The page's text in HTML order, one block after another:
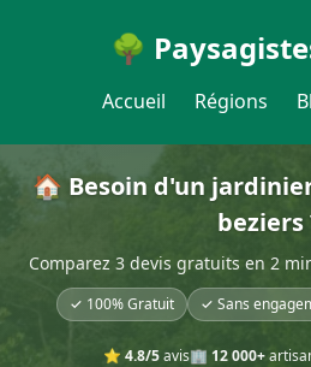
🌳
Accueil Régions
🏠 Besoin d'un
beziers
Comparez 3 devis gratuits en 2
✓ 100% Gratuit ✓ Sans
⭐ 4.8/5avis🏢 12 000+